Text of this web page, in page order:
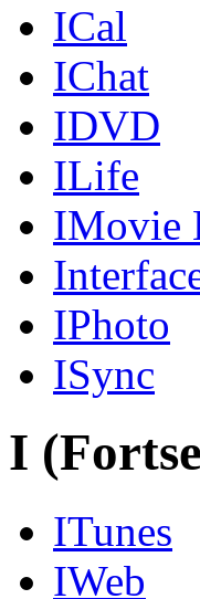
ICal
IChat
IDVD
ILife
IMovie
IPhoto
ISync
I
ITunes
IWeb